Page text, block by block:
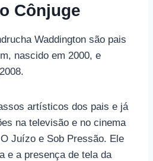
Cônjuge
Waddington são pais
nascido em 2000, e
artísticos dos pais e já
na televisão e no cinema
Juízo e Sob Pressão. Ele
e a presença de tela da